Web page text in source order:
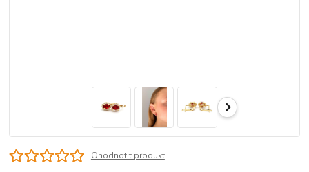
Ohodnotit produkt